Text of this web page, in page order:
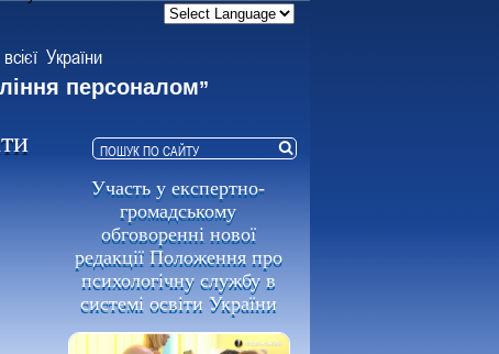
України
персоналом”
Участь у експертно-
громадському
обговоренні нової
редакції Положення про
психологічну службу в
системі освіти України